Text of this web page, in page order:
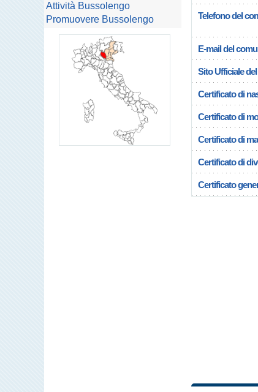
Telefono del
E-mail del
Sito Ufficiale
Certificato di
Certificato di
Certificato di
Certificato di
Certificato
Attività Bussolengo
Promuovere Bussolengo